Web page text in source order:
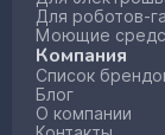
Для роботов-
Моющие
Компания
Список
Блог
О компании